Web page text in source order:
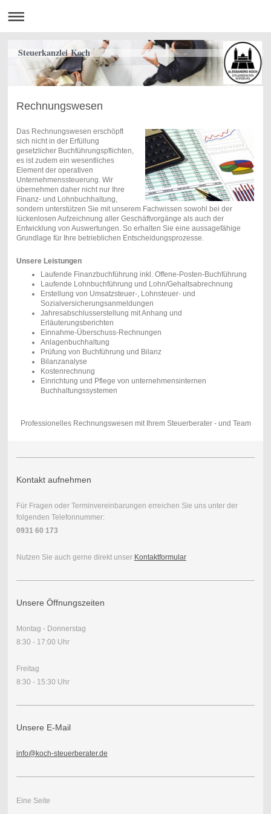
Steuerkanzlei Koch
Rechnungswesen
Das Rechnungswesen erschöpft
sich nicht in der Erfüllung
gesetzlicher Buchführungspflichten,
es ist zudem ein wesentliches
Element der operativen
Unternehmenssteuerung. Wir
übernehmen daher nicht nur Ihre
Finanz- und Lohnbuchhaltung,
sondern unterstützen Sie mit unserem Fachwissen sowohl bei der
lückenlosen Aufzeichnung aller Geschäftvorgänge als auch der
Entwicklung von Auswertungen. So erhalten Sie eine aussagefähige
Grundlage für Ihre betrieblichen Entscheidungsprozesse.
Unsere Leistungen
Laufende Finanzbuchführung inkl. Offene-Posten-Buchführung
Laufende Lohnbuchführung und Lohn/Gehaltsabrechnung
Erstellung von Umsatzsteuer-, Lohnsteuer- und
Sozialversicherungsanmeldungen
Jahresabschlusserstellung mit Anhang und
Erläuterungsberichten
Einnahme-Überschuss-Rechnungen
Anlagenbuchhaltung
Prüfung von Buchführung und Bilanz
Bilanzanalyse
Kostenrechnung
Einrichtung und Pflege von unternehmensinternen
Buchhaltungssystemen
Professionelles Rechnungswesen mit Ihrem Steuerberater - und Team
Kontakt aufnehmen
Für Fragen oder Terminvereinbarungen erreichen Sie uns unter der
folgenden Telefonnummer:
0931 60 173
Nutzen Sie auch gerne direkt unser Kontaktformular
Unsere Öffnungszeiten
Montag - Donnerstag
8:30 - 17:00 Uhr
Freitag
8:30 - 15:30 Uhr
Unsere E-Mail
info@koch-steuerberater.de
Eine Seite